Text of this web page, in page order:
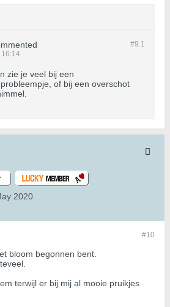
#9.1
16:14
zie je veel bij een
of bij een overschot
2020
#10
bloom begonnen bent.
terwijl er bij mij al mooie pruikjes